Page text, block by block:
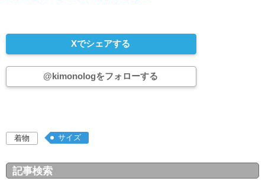
Xでシェアする
@kimonologをフォローする
着物 サイズ
記事検索